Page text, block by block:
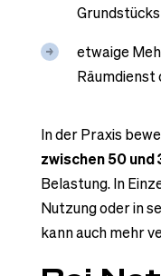
Grundstücks
etwaige
Räumdienst
In der Praxis
zwischen 50 und
Belastung. In
Nutzung oder in
kann auch mehr